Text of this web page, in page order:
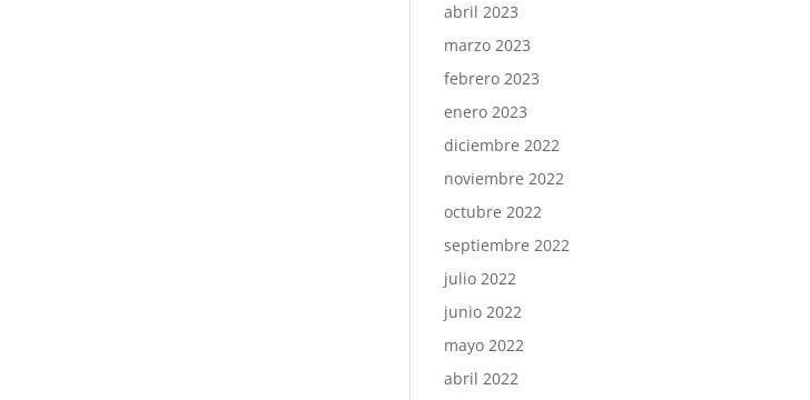
abril 2023
marzo 2023
febrero 2023
enero 2023
diciembre 2022
noviembre 2022
octubre 2022
septiembre 2022
julio 2022
junio 2022
mayo 2022
abril 2022